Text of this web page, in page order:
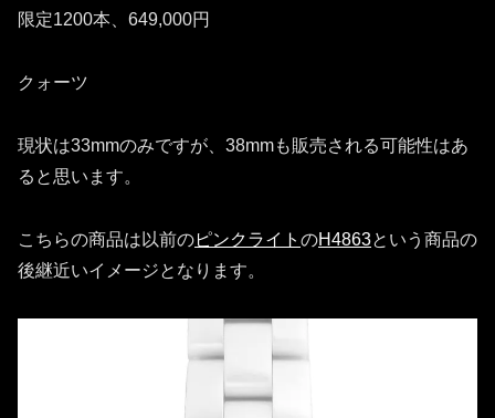
限定1200本、649,000円
クォーツ
現状は33mmのみですが、38mmも販売される可能性はあ
ると思います。
こちらの商品は以前のピンクライト のH4863という商品の
後継近いイメージとなります。